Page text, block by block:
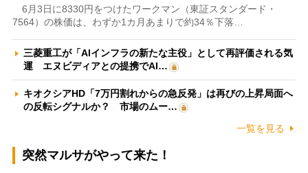
6月3日に8330円をつけたワークマン（東証スタンダード・
7564）の株価は、わずか1カ月あまりで約34％下落…
三菱重工が「AIインフラの新たな主役」として再評価される気
運 エヌビディアとの提携でAI…
キオクシアHD「7万円割れからの急反発」は再びの上昇局面へ
の反転シグナルか？ 市場のムー…
一覧を見る
突然マルサがやって来た！